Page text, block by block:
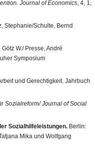
Journal of Economics , 4, 1,
Stephanie/Schulte, Bernd
Götz W./ Presse, André
Symposium
und Gerechtigkeit. Jahrbuch
Sozialreform/ Journal of Social
Sozialhilfeleistungen. Berlin:
Mika und Wolfgang